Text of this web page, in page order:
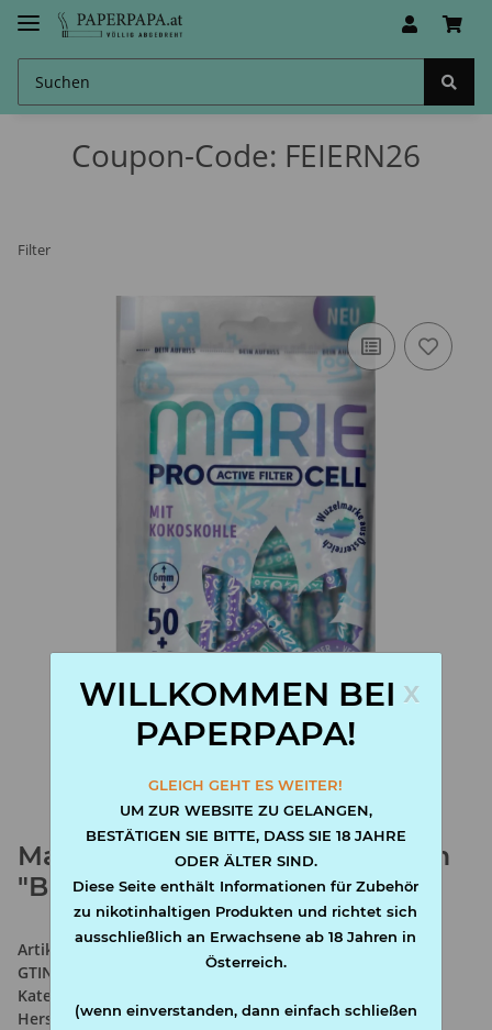
Coupon-Code: FEIERN26
Filter
Marie Active Filter ProCell 6mm
"Bunter Blunter" 50+10 Stk
Artikelnummer:4002604005487
GTIN:
Kategorie:
Hersteller: Marie
x
WILLKOMMEN BEI
PAPERPAPA!
GLEICH GEHT ES WEITER!
UM ZUR WEBSITE ZU GELANGEN,
BESTÄTIGEN SIE BITTE, DASS SIE 18 JAHRE
ODER ÄLTER SIND.
Diese Seite enthält Informationen für Zubehör
zu nikotinhaltigen Produkten und richtet sich
ausschließlich an Erwachsene ab 18 Jahren in
Österreich.
(wenn einverstanden, dann einfach schließen